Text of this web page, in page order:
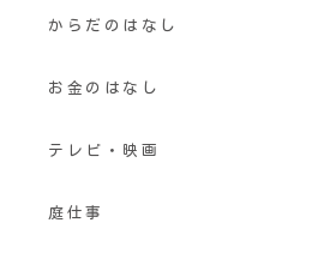
からだのはなし
お金のはなし
テレビ・映画
庭仕事